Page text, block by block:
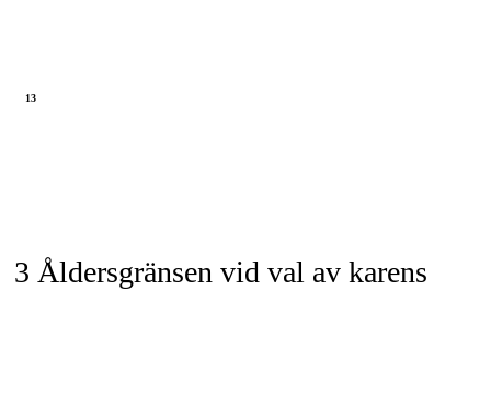
13
3 Åldersgränsen vid val av karens